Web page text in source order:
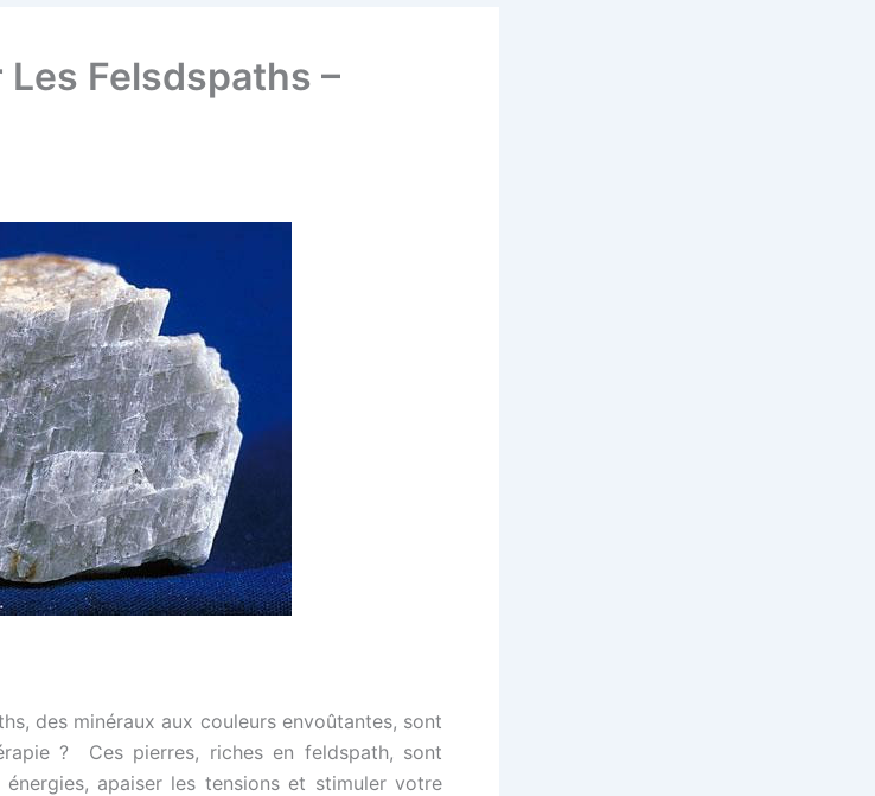
Felsdspaths –
des minéraux aux couleurs envoûtantes, sont
? Ces pierres, riches en feldspath, sont
apaiser les tensions et stimuler votre